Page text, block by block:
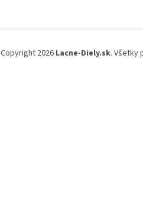
Copyright 2026 Lacne-Diely.sk. Všetky